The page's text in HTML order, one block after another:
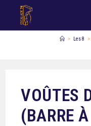
> Les 8 >
VOÛTES
(BARRE